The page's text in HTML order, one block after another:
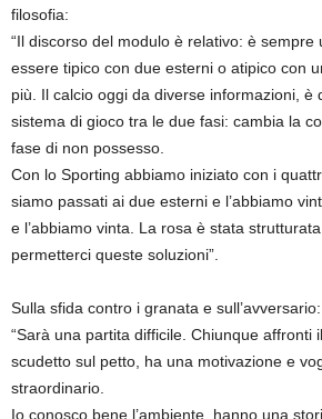
filosofia:
“Il discorso del modulo è relativo: è sempre
essere tipico con due esterni o atipico con
più. Il calcio oggi da diverse informazioni, è
sistema di gioco tra le due fasi: cambia la
fase di non possesso.
Con lo Sporting abbiamo iniziato con i
siamo passati ai due esterni e l’abbiamo
e l’abbiamo vinta. La rosa è stata
permetterci queste soluzioni”.
Sulla sfida contro i granata e sull’avversario:
“Sarà una partita difficile. Chiunque affronti
scudetto sul petto, ha una motivazione e
straordinario.
Io conosco bene l’ambiente, hanno una